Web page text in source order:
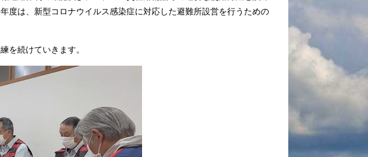
歴史文化館「こ
国内・国際交流
就労支援
選挙
度は、新型コロナウイルス感染症に対応した避難所設営を行うための
を続けていきます。